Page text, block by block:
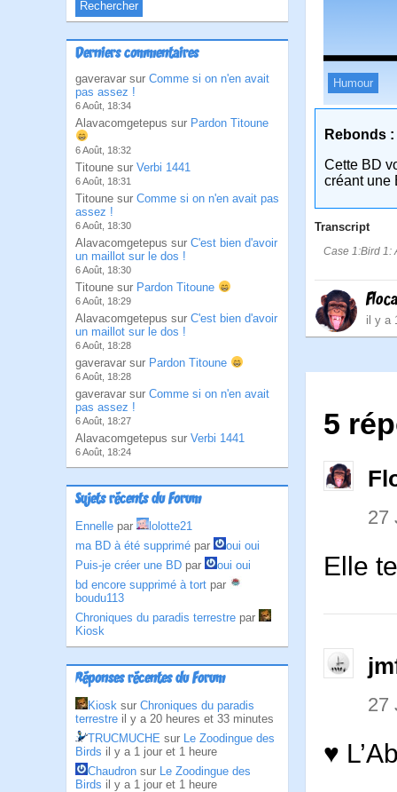
Derniers commentaires
gaveravar sur Comme si on n'en avait
pas assez !
6 Août, 18:34
Alavacomgetepus sur Pardon Titoune
6 Août, 18:32
Titoune sur Verbi 1441
6 Août, 18:31
Titoune sur Comme si on n'en avait pas
assez !
6 Août, 18:30
Alavacomgetepus sur C'est bien d'avoir
un maillot sur le dos !
6 Août, 18:30
Titoune sur Pardon Titoune
6 Août, 18:29
Alavacomgetepus sur C'est bien d'avoir
un maillot sur le dos !
6 Août, 18:28
gaveravar sur Pardon Titoune
6 Août, 18:28
gaveravar sur Comme si on n'en avait
pas assez !
6 Août, 18:27
Alavacomgetepus sur Verbi 1441
6 Août, 18:24
Sujets récents du Forum
Ennelle par
lolotte21
ma BD à été supprimé par
oui oui
Puis-je créer une BD par
oui oui
bd encore supprimé à tort par
boudu113
Chroniques du paradis terrestre par
Kiosk
Réponses récentes du Forum
Kiosk sur Chroniques du paradis
terrestre il y a 20 heures et 33 minutes
TRUCMUCHE sur Le Zoodingue des
Birds il y a 1 jour et 1 heure
Chaudron sur Le Zoodingue des
Birds il y a 1 jour et 1 heure
Humour
Rebonds :
Cette BD
créant une
Transcript
Case 1:Bird 1:
il y a
5
27
Elle
27
♥